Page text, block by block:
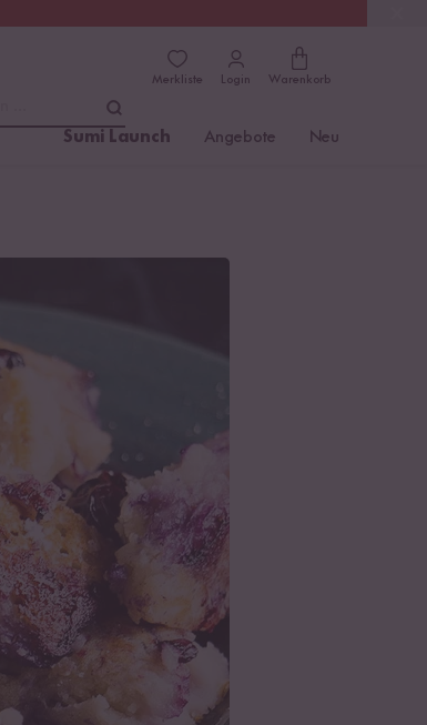
Merkliste Login Warenkorb
Sumi Launch Angebote Neu